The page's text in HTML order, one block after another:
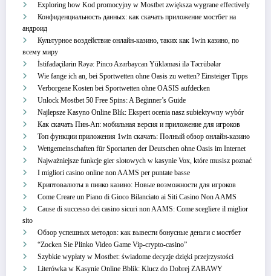
Exploring how Kod promocyjny w Mostbet zwiększa wygrane effectively
Конфиденциальность данных: как скачать приложение мостбет на
андроид
Культурное воздействие онлайн-казино, таких как 1win казино, по
всему миру
İstifadəçilərin Rəyə: Pinco Azərbaycan Yükləməsi ilə Təcrübələr
Wie fange ich an, bei Sportwetten ohne Oasis zu wetten? Einsteiger Tipps
Verborgene Kosten bei Sportwetten ohne OASIS aufdecken
Unlock Mostbet 50 Free Spins: A Beginner’s Guide
Najlepsze Kasyno Online Blik: Ekspert ocenia nasz subiektywny wybór
Как скачать Пин-Ап: мобильная версия и приложение для игроков
Топ функции приложения 1win скачать: Полный обзор онлайн-казино
Wettgemeinschaften für Sportarten der Deutschen ohne Oasis im Internet
Najważniejsze funkcje gier slotowych w kasynie Vox, które musisz poznać
I migliori casino online non AAMS per puntate basse
Криптовалюты в пинко казино: Новые возможности для игроков
Come Creare un Piano di Gioco Bilanciato ai Siti Casino Non AAMS
Cause di successo dei casino sicuri non AAMS: Come scegliere il miglior
sito
Обзор успешных методов: как вывести бонусные деньги с мостбет
“Zocken Sie Plinko Video Game Vip-crypto-casino”
Szybkie wypłaty w Mostbet: świadome decyzje dzięki przejrzystości
Literówka w Kasynie Online Bblik: Klucz do Dobrej ZABAWY